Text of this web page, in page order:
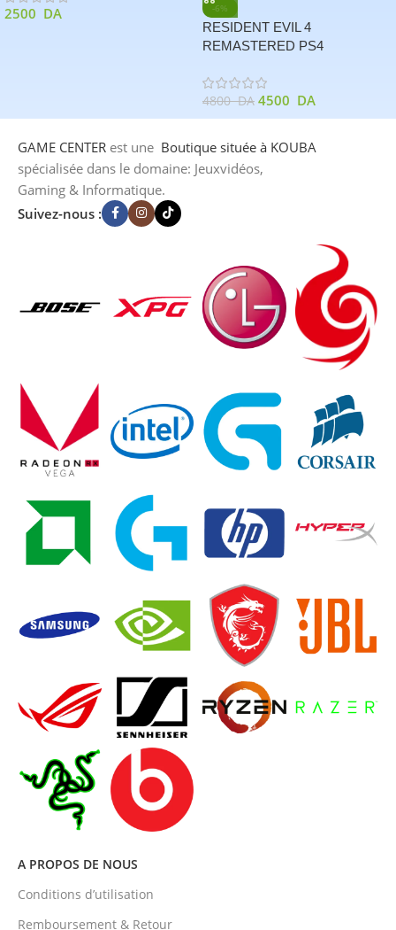
2500 DA -6%
RESIDENT EVIL 4
REMASTERED PS4
4800DA 4500 DA
GAME CENTER est une Boutique située à KOUBA
spécialisée dans le domaine: Jeuxvidéos,
Gaming & Informatique.
Suivez-nous :
A PROPOS DE NOUS
Conditions d’utilisation
Remboursement & Retour